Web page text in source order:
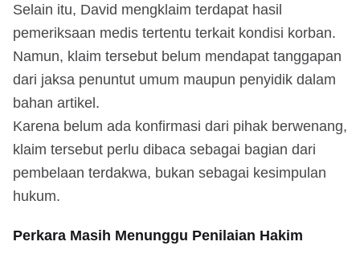
Selain itu, David mengklaim terdapat hasil
pemeriksaan medis tertentu terkait kondisi korban.
Namun, klaim tersebut belum mendapat tanggapan
dari jaksa penuntut umum maupun penyidik dalam
bahan artikel.
Karena belum ada konfirmasi dari pihak berwenang,
klaim tersebut perlu dibaca sebagai bagian dari
pembelaan terdakwa, bukan sebagai kesimpulan
hukum.
Perkara Masih Menunggu Penilaian Hakim